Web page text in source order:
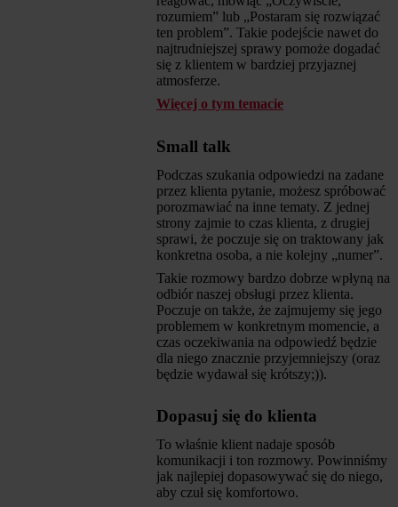
rozumiem” lub „Postaram się rozwiązać
ten problem”. Takie podejście nawet do
najtrudniejszej sprawy pomoże dogadać
się z klientem w bardziej przyjaznej
atmosferze.
Więcej o tym temacie
Small talk
Podczas szukania odpowiedzi na zadane
przez klienta pytanie, możesz spróbować
porozmawiać na inne tematy. Z jednej
strony zajmie to czas klienta, z drugiej
sprawi, że poczuje się on traktowany jak
konkretna osoba, a nie kolejny „numer”.
Takie rozmowy bardzo dobrze wpłyną na
odbiór naszej obsługi przez klienta.
Poczuje on także, że zajmujemy się jego
problemem w konkretnym momencie, a
czas oczekiwania na odpowiedź będzie
dla niego znacznie przyjemniejszy (oraz
będzie wydawał się krótszy;)).
Dopasuj się do klienta
To właśnie klient nadaje sposób
komunikacji i ton rozmowy. Powinniśmy
jak najlepiej dopasowywać się do niego,
aby czuł się komfortowo.